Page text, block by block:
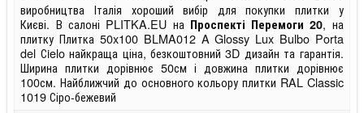
виробництва Італія хороший вибір для покупки плитки у
Києві. В салоні PLITKA.EU на Проспекті Перемоги 20, на
плитку Плитка 50x100 BLMA012 A Glossy Lux Bulbo Porta
del Сielo найкраща ціна, безкоштовний 3D дизайн та гарантія.
Ширина плитки дорівнює 50см і довжина плитки дорівнює
100см. Найближчий до основного кольору плитки RAL Classic
1019 Сіро-бежевий